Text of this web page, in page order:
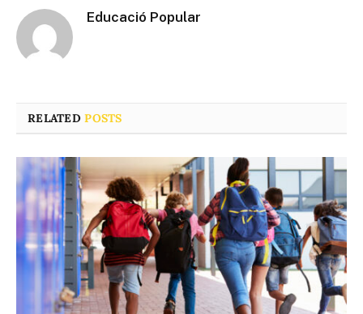
Educació Popular
RELATEDPOSTS